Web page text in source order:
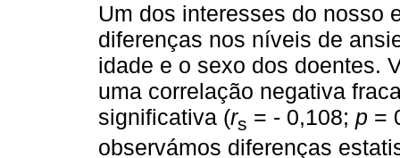
Um dos interesses do nosso
diferenças nos níveis de
idade e o sexo dos doentes.
uma correlação negativa
significativa (rs = - 0,108; p =
observámos diferenças